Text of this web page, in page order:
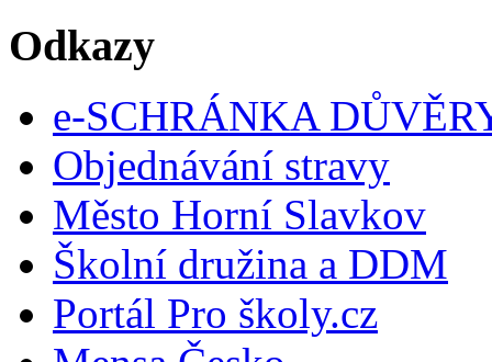
Odkazy
e-SCHRÁNKA
Objednávání stravy
Město Horní Slavkov
Školní družina a DDM
Portál Pro školy.cz